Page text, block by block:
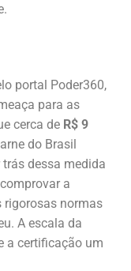
portal Poder360,
para as
cerca de R$ 9
do Brasil
dessa medida
a
rigorosas normas
A escala da
a certificação um